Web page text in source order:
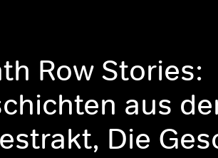
Row Stories:
aus
Die